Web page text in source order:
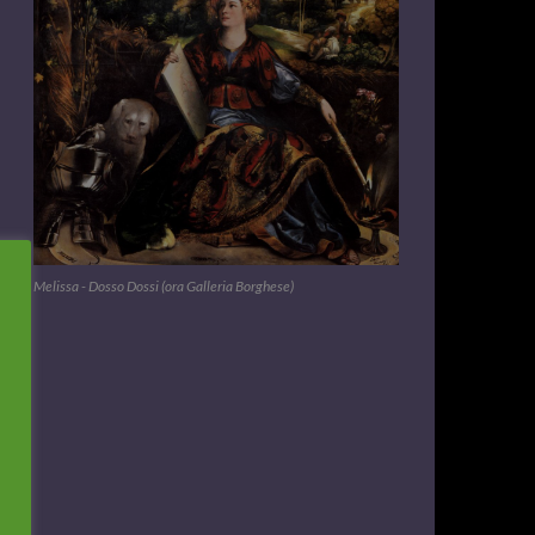
Melissa - Dosso Dossi (ora Galleria Borghese)